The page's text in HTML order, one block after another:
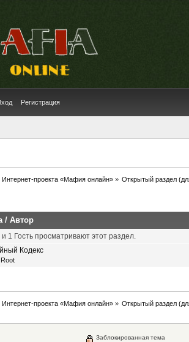
Регистрация
проекта «Мафия онлайн»» Открытый раздел
/Автор
1 Гость просматривают этот раздел.
Кодекс
Root
проекта «Мафия онлайн»» Открытый раздел
Заблокированная тема